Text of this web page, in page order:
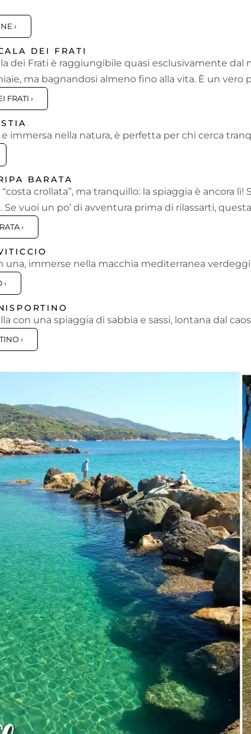
›
DEI FRATI
dei Frati è raggiungibile quasi esclusivamente
ma bagnandosi almeno fino alla vita. È un
FRATI ›
immersa nella natura, è perfetta per chi cerca
BARATA
crollata”, ma tranquillo: la spiaggia è ancora
Se vuoi un po’ di avventura prima di rilassarti,
›
una, immerse nella macchia mediterranea
›
con una spiaggia di sabbia e sassi, lontana dal
›